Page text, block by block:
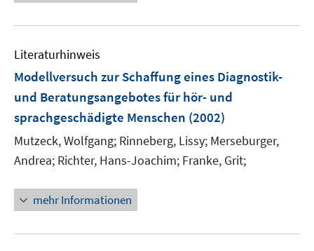
Literaturhinweis
Modellversuch zur Schaffung eines Diagnostik-
und Beratungsangebotes für hör- und
sprachgeschädigte Menschen (2002)
Mutzeck, Wolfgang; Rinneberg, Lissy; Merseburger,
Andrea; Richter, Hans-Joachim; Franke, Grit;
mehr Informationen